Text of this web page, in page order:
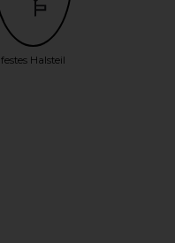
festes Halsteil